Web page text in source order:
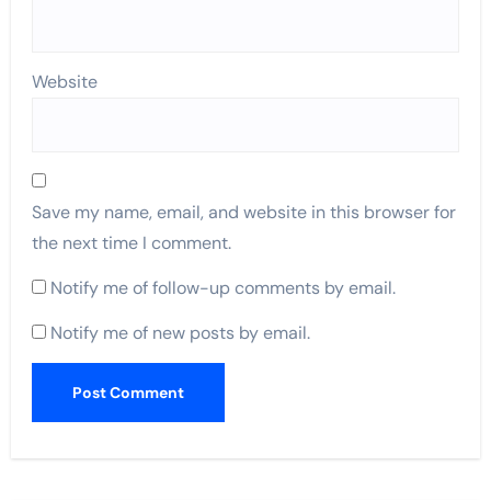
Website
Save my name, email, and website in this browser for
the next time I comment.
Notify me of follow-up comments by email.
Notify me of new posts by email.